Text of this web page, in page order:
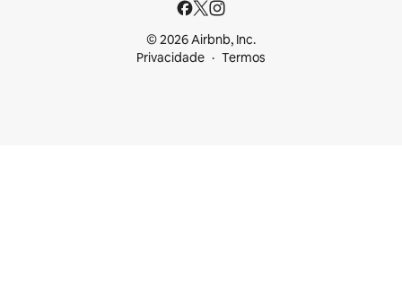
© 2026 Airbnb, Inc.
Privacidade
Termos